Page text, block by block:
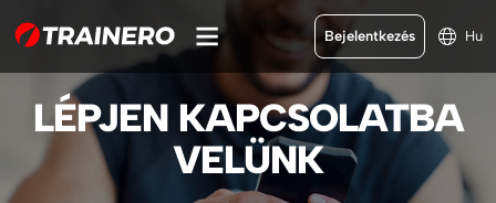
Bejelentkezés Hu
LÉPJEN KAPCSOLATBA
VELÜNK